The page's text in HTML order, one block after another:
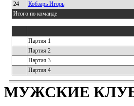
24
Кобзарь Игорь
Итого по команде
Партия 1
Партия 2
Партия 3
Партия 4
МУЖСКИЕ